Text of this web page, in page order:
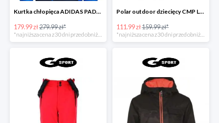
Kurtka chłopięca ADIDAS PADDED JACKET
179.99 zł279.99 zł*
*najniższa cena z 30 dni przed obniżką
Polar outdoor dziecięcy CMP LOFT GIRL
111.99 zł159.99 zł*
*najniższa cena z 30 dni przed obniżką